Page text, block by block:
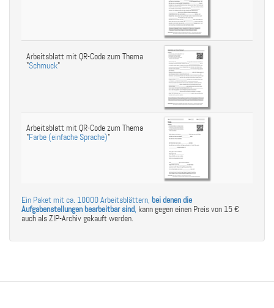
Arbeitsblatt mit QR-Code zum Thema
"Schmuck"
Arbeitsblatt mit QR-Code zum Thema
"Farbe (einfache Sprache)"
Ein Paket mit ca. 10000 Arbeitsblättern, bei denen die
Aufgabenstellungen bearbeitbar sind, kann gegen einen Preis von 15 €
auch als ZIP-Archiv gekauft werden.